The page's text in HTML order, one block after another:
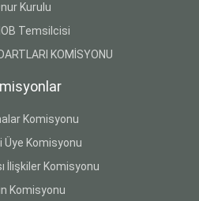
Kurulu
Temsilcisi
KOMİSYONU
Komisyonu
Üye Komisyonu
İlişkiler Komisyonu
Komisyonu